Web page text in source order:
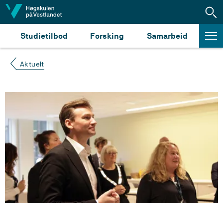
Hopp til innhald
Studietilbod Forsking Samarbeid
Aktuelt